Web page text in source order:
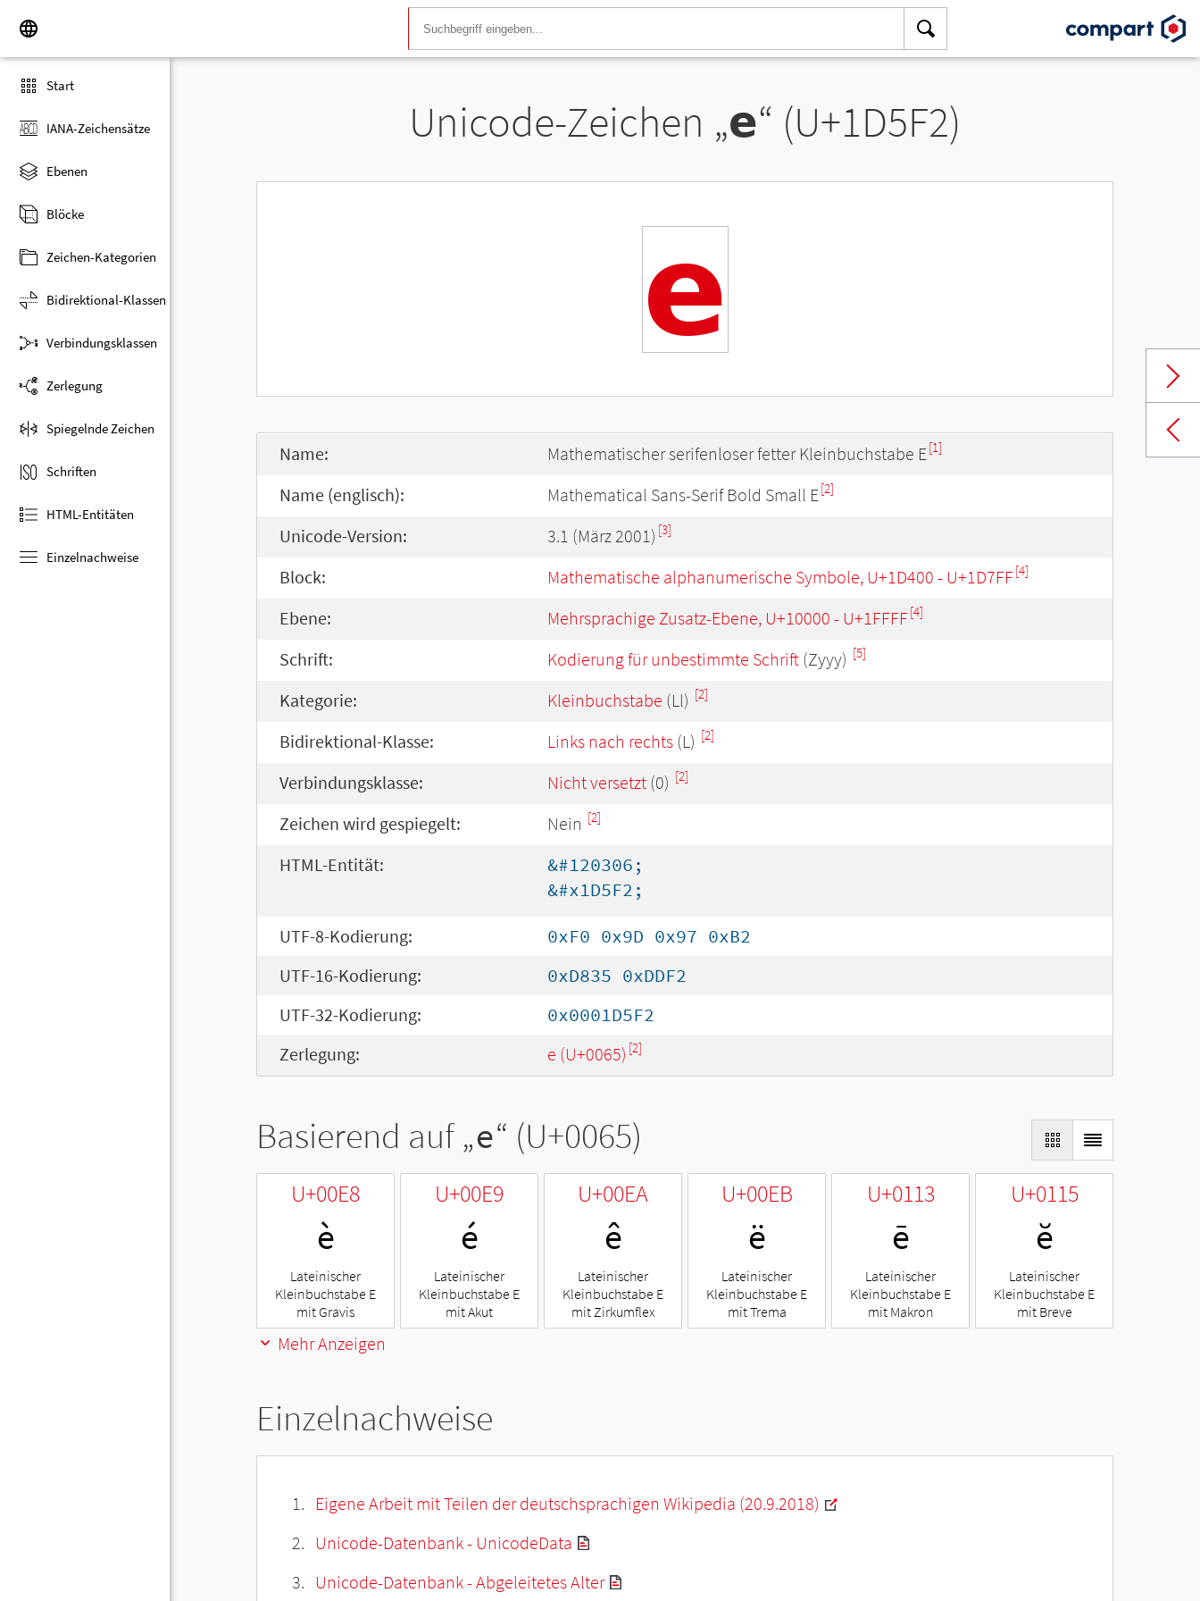
Start
IANA-Zeichensätze
Ebenen
Blöcke
Zeichen-Kategorien
Bidirektional-Klassen
Verbindungsklassen
Zerlegung
Spiegelnde Zeichen
Schriften
HTML-Entitäten
Einzelnachweise
Unicode-Zeichen „𝗲“ (U+1D5F2)
𝗲
Name: Mathematischer serifenloser fetter Kleinbuchstabe E[1]
Name (englisch): Mathematical Sans-Serif Bold Small E[2]
Unicode-Version: 3.1 (März 2001) [3]
Block: Mathematische alphanumerische Symbole, U+1D400 - U+1D7FF[4]
Ebene: Mehrsprachige Zusatz-Ebene, U+10000 - U+1FFFF[4]
Schrift: Kodierung für unbestimmte Schrift (Zyyy) [5]
Kategorie: Kleinbuchstabe (Ll) [2]
Bidirektional-Klasse: Links nach rechts (L) [2]
Verbindungsklasse: Nicht versetzt (0) [2]
Zeichen wird gespiegelt: Nein [2]
HTML-Entität:
&#120306;
&#x1D5F2;
UTF-8-Kodierung:
0xF0 0x9D 0x97 0xB2
UTF-16-Kodierung:
0xD835 0xDDF2
UTF-32-Kodierung:
0x0001D5F2
Zerlegung:
e (U+0065) [2]
Basierend auf „e“ (U+0065)
U+00E8
è
Lateinischer
Kleinbuchstabe E
mit Gravis
U+00E9
é
Lateinischer
Kleinbuchstabe E
mit Akut
U+00EA
ê
Lateinischer
Kleinbuchstabe E
mit Zirkumflex
U+00EB
ë
Lateinischer
Kleinbuchstabe E
mit Trema
U+0113
ē
Lateinischer
Kleinbuchstabe E
mit Makron
U+0115
ĕ
Lateinischer
Kleinbuchstabe E
mit Breve
Mehr Anzeigen
Einzelnachweise
Eigene Arbeit mit Teilen der deutschsprachigen Wikipedia (20.9.2018)
Unicode-Datenbank - UnicodeData
Unicode-Datenbank - Abgeleitetes Alter